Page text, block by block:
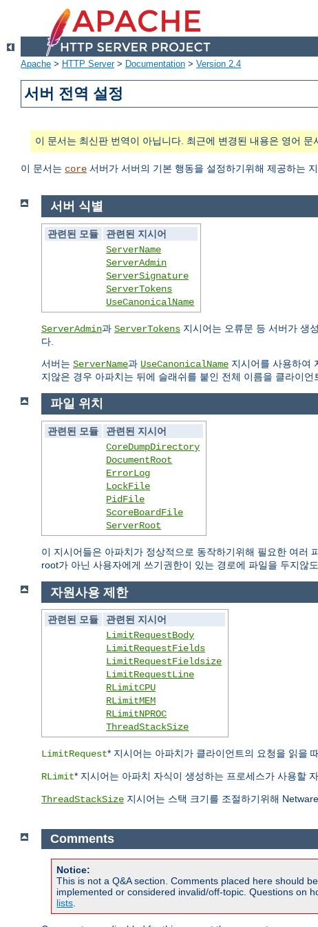
Apache > HTTP Server> Documentation > Version 2.4
서버 전역 설정
이 문서는 최신판 번역이 아닙니다. 최근에 변경된 내용은 영어 문
이 문서는 core 서버가 서버의 기본 행동을 설정하기위해 제공하는
서버 식별
관련된 모듈
관련된 지시어
ServerName
ServerAdmin
ServerSignature
ServerTokens
UseCanonicalName
ServerAdmin과 ServerTokens 지시어는 오류문 등 서버가 생
다.
서버는 ServerName과 UseCanonicalName 지시어를 사용하여
지않은 경우 아파치는 뒤에 슬래쉬를 붙인 전체 이름을 클라이
파일 위치
관련된 모듈
관련된 지시어
CoreDumpDirectory
DocumentRoot
ErrorLog
LockFile
PidFile
ScoreBoardFile
ServerRoot
이 지시어들은 아파치가 정상적으로 동작하기위해 필요한 여러
root가 아닌 사용자에게 쓰기권한이 있는 경로에 파일을 두지않
자원사용 제한
관련된 모듈
관련된 지시어
LimitRequestBody
LimitRequestFields
LimitRequestFieldsize
LimitRequestLine
RLimitCPU
RLimitMEM
RLimitNPROC
ThreadStackSize
LimitRequest* 지시어는 아파치가 클라이언트의 요청을 읽을
RLimit* 지시어는 아파치 자식이 생성하는 프로세스가 사용할
ThreadStackSize 지시어는 스택 크기를 조절하기위해
Comments
Notice:
This is not a Q&A section. Comments placed here should
implemented or considered invalid/off-topic. Questions on
lists